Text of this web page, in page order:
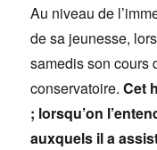
Au niveau de
de sa jeunesse,
samedis son cours
conservatoire.Cet
; lorsqu’on
auxquels il a